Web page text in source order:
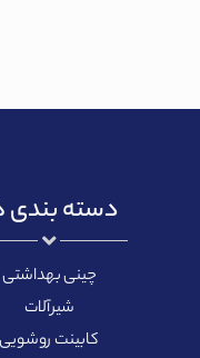
دسته بندی
چینی بهداشتی
شیرآلات
کابینت روشویی